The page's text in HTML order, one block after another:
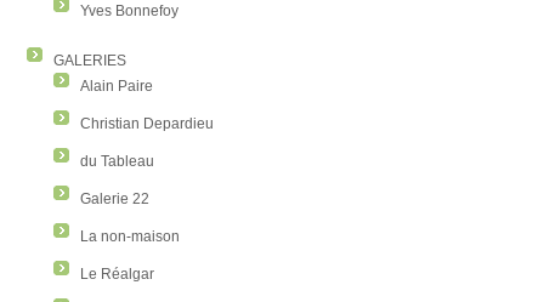
Yves Bonnefoy
GALERIES
Alain Paire
Christian Depardieu
du Tableau
Galerie 22
La non-maison
Le Réalgar